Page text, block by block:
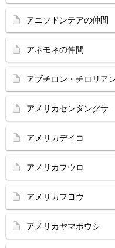
アニソドンテアの仲間
アネモネの仲間
アブチロン・チロリア
アメリカセンダングサ
アメリカデイコ
アメリカフウロ
アメリカフヨウ
アメリカヤマボウシ